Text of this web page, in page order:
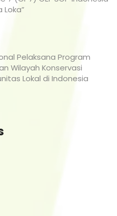
Loka”
Pelaksana Program
Wilayah Konservasi
Lokal di Indonesia